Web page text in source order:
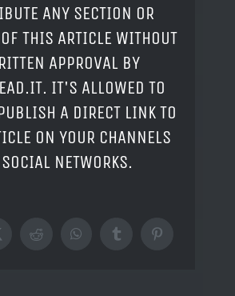
ANY SECTION OR
THIS ARTICLE WITHOUT
APPROVAL BY
IT'S ALLOWED TO
A DIRECT LINK TO
ON YOUR CHANNELS
NETWORKS.
RedditWhatsAppTumblrPinterest